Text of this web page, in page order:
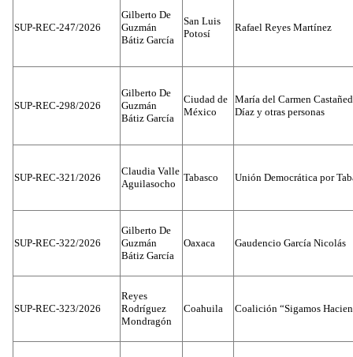
SUP-REC-247/2026
Gilberto De
Guzmán
Bátiz García
San Luis
Potosí
Rafael Reyes Martínez
SUP-REC-298/2026
Gilberto De
Guzmán
Bátiz García
Ciudad de
México
María del Carmen
Díaz y otras personas
SUP-REC-321/2026
Claudia Valle
Aguilasocho
Tabasco Unión Democrática por
SUP-REC-322/2026
Gilberto De
Guzmán
Bátiz García
Oaxaca Gaudencio García Nicolás
SUP-REC-323/2026
Reyes
Rodríguez
Mondragón
Coahuila Coalición “Sigamos